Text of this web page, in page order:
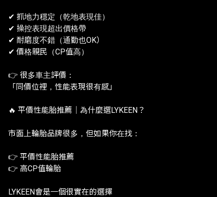
✔ 抓地力穩定（乾地表現佳）
✔ 操控表現超出價格帶
✔ 耐磨度不錯（通勤也OK）
✔ 價格親民（CP值高）
👉 很多車主評價：
「同價位裡，性能表現很有感」
🔥 平價性能胎推薦｜為什麼選LYKEEN？
市面上輪胎品牌很多，但如果你在找：
👉 平價性能胎推薦
👉 高CP值輪胎
LYKEEN會是一個很實在的選擇